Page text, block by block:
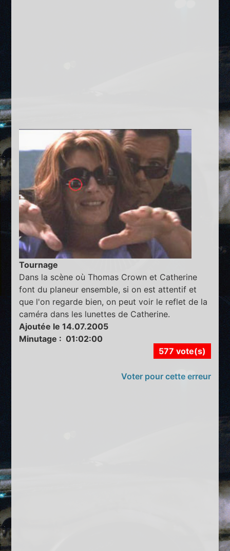
Tournage
Dans la scène où Thomas Crown et Catherine
font du planeur ensemble, si on est attentif et
que l'on regarde bien, on peut voir le reflet de la
caméra dans les lunettes de Catherine.
Ajoutée le 14.07.2005
Minutage : 01:02:00
577 vote(s)
Voter pour cette erreur